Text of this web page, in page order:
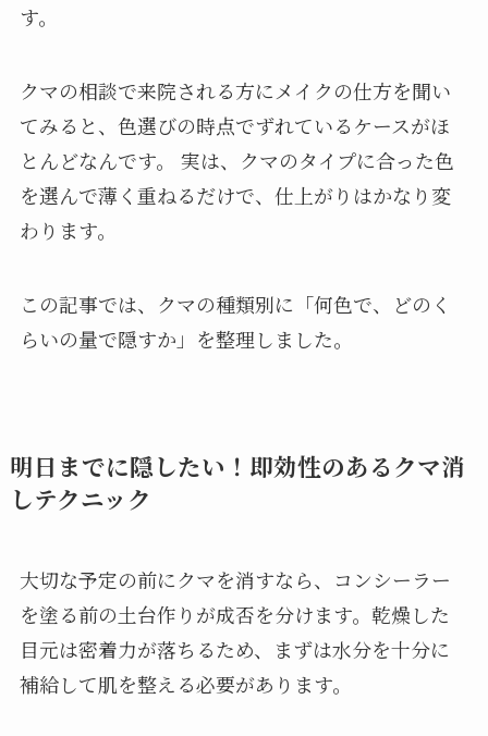
す。
クマの相談で来院される方にメイクの仕方を聞い
てみると、色選びの時点でずれているケースがほ
とんどなんです。 実は、クマのタイプに合った色
を選んで薄く重ねるだけで、仕上がりはかなり変
わります。
この記事では、クマの種類別に「何色で、どのく
らいの量で隠すか」を整理しました。
明日までに隠したい！即効性のあるクマ消
しテクニック
大切な予定の前にクマを消すなら、コンシーラー
を塗る前の土台作りが成否を分けます。乾燥した
目元は密着力が落ちるため、まずは水分を十分に
補給して肌を整える必要があります。